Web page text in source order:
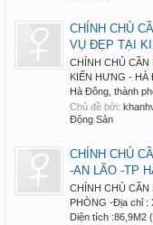
CHÍNH CHỦ
VỤ ĐẸP TẠI
CHÍNH CHỦ
KIẾN HƯNG - HÀ
Hà Đông, thành
Chủ đề bởi:
Động Sản
CHÍNH CHỦ
-AN LÃO -TP
CHÍNH CHỦ CẦN
PHÒNG -Địa chỉ :
Diện tích :86,9M2 (